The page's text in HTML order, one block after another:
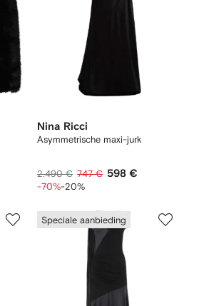
Nina Ricci
Asymmetrische maxi-jurk
2.490 € 747 € 598 €
-70%-20%
Speciale aanbieding